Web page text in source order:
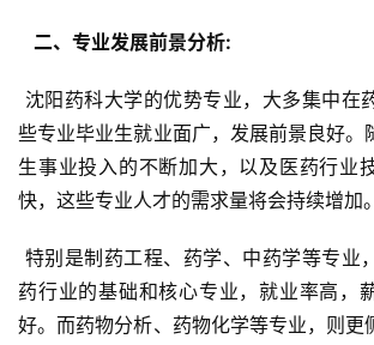
  二、专业发展前景分析:
些专业毕业生就业面广，发展前景良好。
生事业投入的不断加大，以及医药行业
快，这些专业人才的需求量将会持续增加。
药行业的基础和核心专业，就业率高，
好。而药物分析、药物化学等专业，则更